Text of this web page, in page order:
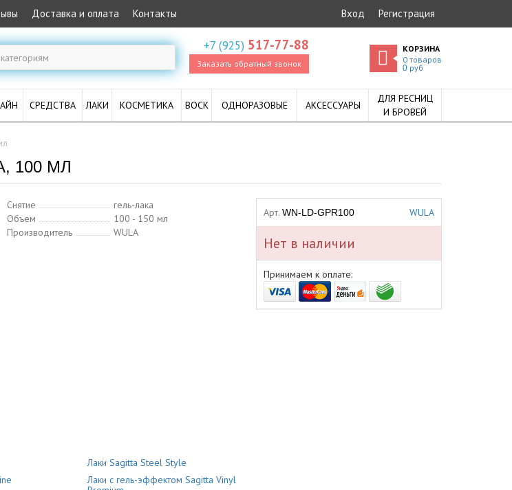
Доставка и оплата Контакты Вход Регистрация
+7 (925) 517-77-88
Заказать обратный звонок
КОРЗИНА
0 товаров
0руб
СРЕДСТВА ЛАКИ КОСМЕТИКА ВОСК ОДНОРАЗОВЫЕ АКСЕССУАРЫ
ДЛЯ РЕСНИЦ
И БРОВЕЙ
100 МЛ
Снятие
гель-лака
Объем
100 - 150 мл
Производитель
WULA
Лаки Sagitta Steel Style
Лаки с гель-эффектом Sagitta Vinyl
Арт. WN-LD-GPR100 WULA
Нет в наличии
Принимаем к оплате: